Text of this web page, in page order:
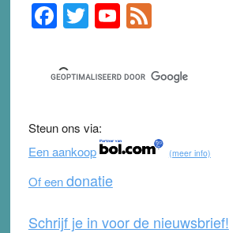
Primary
Sidebar
F
a
c
e
b
o
o
k
T
wi
tt
er
Y
o
u
T
b
e
F
e
d
Steun ons via:
Een aankoop
(meer info)
Of eendonatie
Schrijf je in voor de nieuwsbrief!